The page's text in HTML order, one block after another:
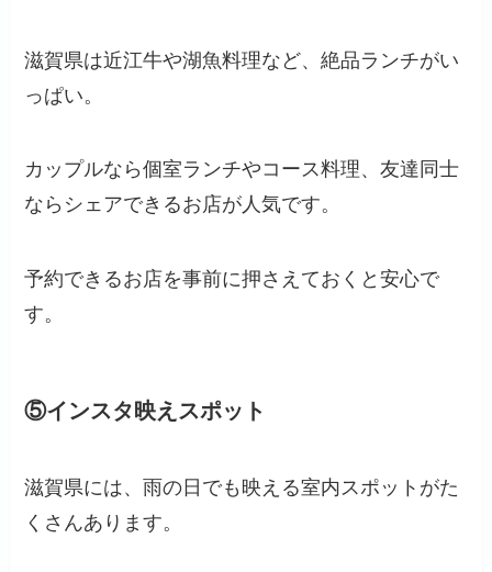
滋賀県は近江牛や湖魚料理など、絶品ランチがい
っぱい。
カップルなら個室ランチやコース料理、友達同士
ならシェアできるお店が人気です。
予約できるお店を事前に押さえておくと安心で
す。
⑤インスタ映えスポット
滋賀県には、雨の日でも映える室内スポットがた
くさんあります。